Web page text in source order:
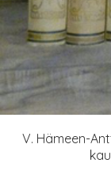
V. Hämeen-